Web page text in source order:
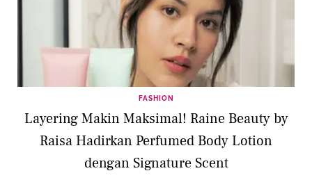
FASHION
Layering Makin Maksimal! Raine Beauty by
Raisa Hadirkan Perfumed Body Lotion
dengan Signature Scent